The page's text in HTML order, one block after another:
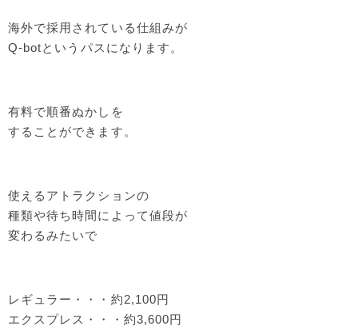
海外で採用されている仕組みが
Q-botというパスになります。
有料で順番ぬかしを
することができます。
使えるアトラクションの
種類や待ち時間によって値段が
変わるみたいで
レギュラー・・・約2,100円
エクスプレス・・・約3,600円